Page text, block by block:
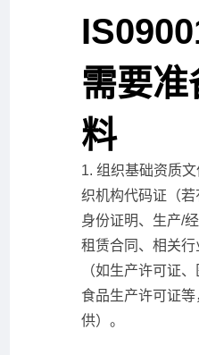
需要准
料
1. 组织基础资质
织机构代码证（
身份证明、生产/
租赁合同、相关
（如生产许可证
食品生产许可证
供）。